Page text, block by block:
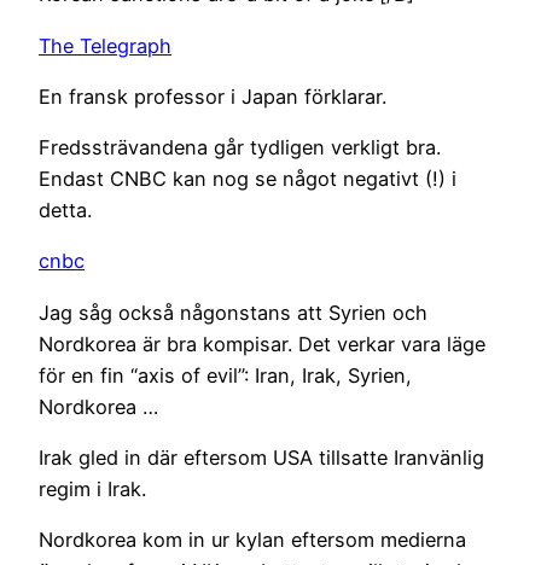
The Telegraph
En fransk professor i Japan förklarar.
Fredssträvandena går tydligen verkligt bra.
Endast CNBC kan nog se något negativt (!) i
detta.
cnbc
Jag såg också någonstans att Syrien och
Nordkorea är bra kompisar. Det verkar vara läge
för en fin “axis of evil”: Iran, Irak, Syrien,
Nordkorea …
Irak gled in där eftersom USA tillsatte Iranvänlig
regim i Irak.
Nordkorea kom in ur kylan eftersom medierna